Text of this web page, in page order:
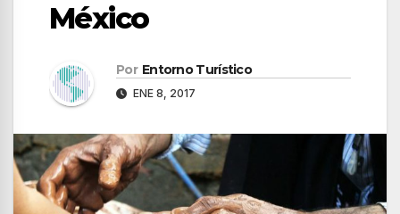
México
Por Entorno Turístico
ENE 8, 2017